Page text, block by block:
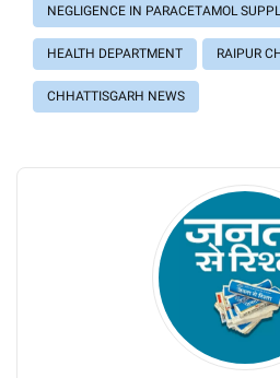
NEGLIGENCE IN PARACETAMOL
HEALTH DEPARTMENT RAIPUR
CHHATTISGARH NEWS